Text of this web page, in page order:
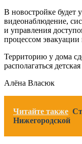
В новостройке будет
видеонаблюдение,
и управления
процессом эвакуации
Территорию у дома
располагаться
Алёна Власюк
Читайте также
Нижегородской